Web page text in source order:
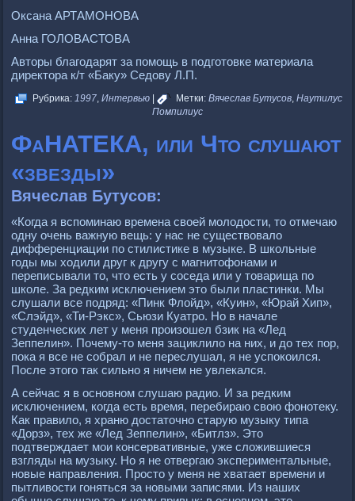
Оксана АРТАМОНОВА
Анна ГОЛОВАСТОВА
Авторы благодарят за помощь в подготовке материала
директора к/т «Баку» Седову Л.П.
Рубрика: 1997, Интервью| Метки: Вячеслав Бутусов, Наутилус
Помпилиус
ФаНАТЕКА, или Что слушают
«звезды»
Вячеслав Бутусов:
«Когда я вспоминаю времена своей молодости, то отмечаю
одну очень важную вещь: у нас не существовало
дифференциации по стилистике в музыке. В школьные
годы мы ходили друг к другу с магнитофонами и
переписывали то, что есть у соседа или у товарища по
школе. За редким исключением это были пластинки. Мы
слушали все подряд: «Пинк Флойд», «Куин», «Юрай Хип»,
«Слэйд», «Ти-Рэкс», Сьюзи Куатро. Но в начале
студенческих лет у меня произошел бзик на «Лед
Зеппелин». Почему-то меня зациклило на них, и до тех пор,
пока я все не собрал и не переслушал, я не успокоился.
После этого так сильно я ничем не увлекался.
А сейчас я в основном слушаю радио. И за редким
исключением, когда есть время, перебираю свою фонотеку.
Как правило, я храню достаточно старую музыку типа
«Дорз», тех же «Лед Зеппелин», «Битлз». Это
подтверждает мои консервативные, уже сложившиеся
взгляды на музыку. Но я не отвергаю экспериментальные,
новые направления. Просто у меня не хватает времени и
пытливости гоняться за новыми записями. Из наших